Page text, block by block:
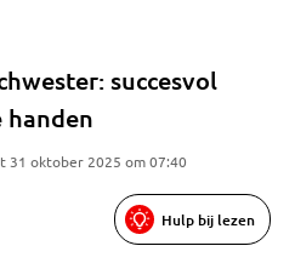
succesvol
31 oktober 2025 om 07:40
Hulp bij lezen